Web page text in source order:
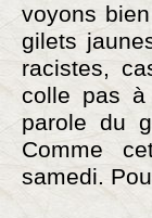
voyons
gilets
racistes,
colle pas à
parole du
Comme
samedi.